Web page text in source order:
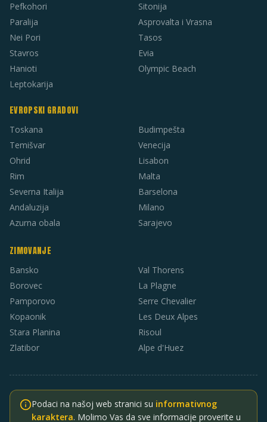
Pefkohori
Paralija
Nei Pori
Stavros
Hanioti
Leptokarija
Sitonija
Asprovalta i Vrasna
Tasos
Evia
Olympic Beach
EVROPSKI GRADOVI
Toskana
Temišvar
Ohrid
Rim
Severna Italija
Andaluzija
Azurna obala
Budimpešta
Venecija
Lisabon
Malta
Barselona
Milano
Sarajevo
ZIMOVANJE
Bansko
Borovec
Pamporovo
Kopaonik
Stara Planina
Zlatibor
Val Thorens
La Plagne
Serre Chevalier
Les Deux Alpes
Risoul
Alpe d'Huez
Podaci na našoj web stranici su informativnog
karaktera. Molimo Vas da sve informacije proverite u